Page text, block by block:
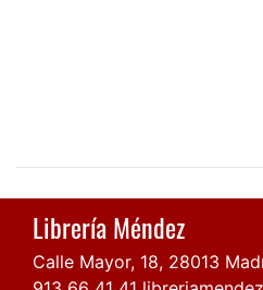
Librería Méndez
Calle Mayor, 18, 28013